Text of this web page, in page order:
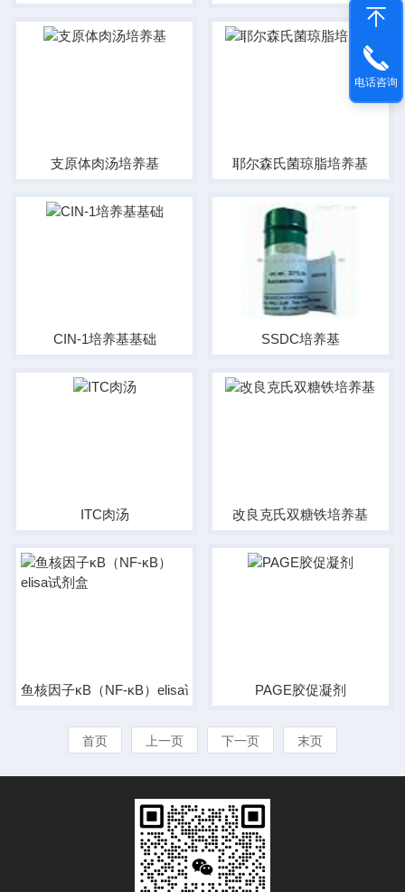
支原体肉汤培养基 耶尔森氏菌琼脂培养基
CIN-1培养基基础 SSDC培养基
ITC肉汤 改良克氏双糖铁培养基
鱼核因子κB（NF-κB）elisa试剂盒 PAGE胶促凝剂
首页 上一页 下一页 末页
电话咨询